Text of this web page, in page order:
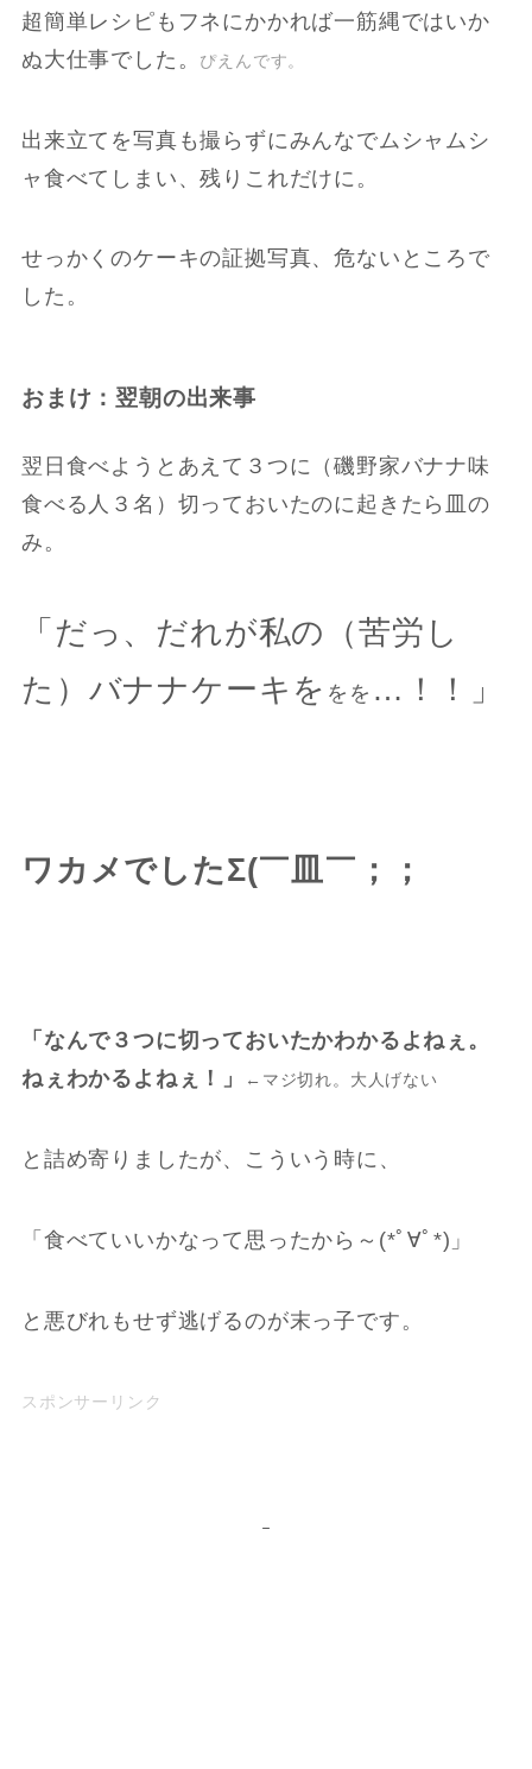
超簡単レシピもフネにかかれば一筋縄ではいか
ぬ大仕事でした。
ぴえんです。
出来立てを写真も撮らずにみんなでムシャムシ
ャ食べてしまい、残りこれだけに。
せっかくのケーキの証拠写真、危ないところで
した。
おまけ：翌朝の出来事
翌日食べようとあえて３つに（磯野家バナナ味
食べる人３名）切っておいたのに起きたら皿の
み。
「だっ、だれが私の（苦労し
た）バナナケーキを をを …！！」
ワカメでしたΣ(￣皿￣；；
「なんで３つに切っておいたかわかるよねぇ。
ねぇわかるよねぇ！」
←マジ切れ。大人げない
と詰め寄りましたが、こういう時に、
「食べていいかなって思ったから～(*ﾟ∀ﾟ*)」
と悪びれもせず逃げるのが末っ子です。
スポンサーリンク